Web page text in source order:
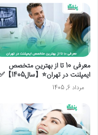
معرفی 10 تا از بهترین متخصص
ایمپلنت در تهران⭐【سال1405】✅
مرداد 6, 1405